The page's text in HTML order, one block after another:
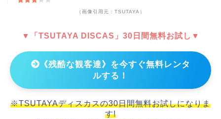
（画像引用元：TSUTAYA）
▼「TSUTAYA DISCAS」30日間無料お試し▼
《残酷な観客達》を今すぐ無料レンタ
ルする！
※TSUTAYAディスカスの30日間無料お試しになりま
す!